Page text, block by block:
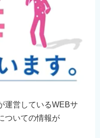
運営しているWEBサ
ついての情報が